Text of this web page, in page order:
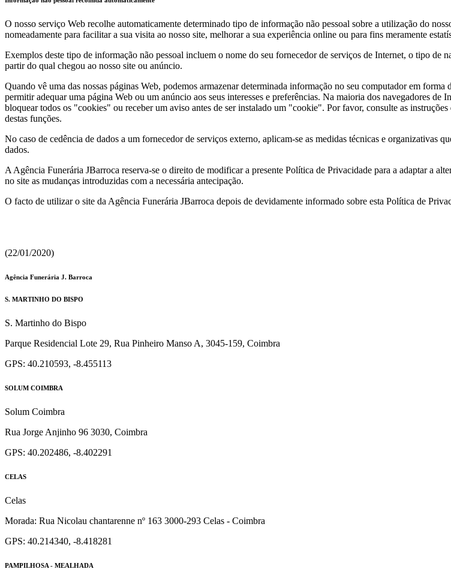
O nosso serviço Web recolhe automaticamente determinado tipo de informação não pessoal sobre a utilização do
nomeadamente para facilitar a sua visita ao nosso site, melhorar a sua experiência online ou para fins meramente
Exemplos deste tipo de informação não pessoal incluem o nome do seu fornecedor de serviços de Internet, o tipo
partir do qual chegou ao nosso site ou anúncio.
Quando vê uma das nossas páginas Web, podemos armazenar determinada informação no seu computador em
permitir adequar uma página Web ou um anúncio aos seus interesses e preferências. Na maioria dos navegadores
bloquear todos os "cookies" ou receber um aviso antes de ser instalado um "cookie". Por favor, consulte as
destas funções.
No caso de cedência de dados a um fornecedor de serviços externo, aplicam-se as medidas técnicas e organizativas
dados.
A Agência Funerária JBarroca reserva-se o direito de modificar a presente Política de Privacidade para a adaptar a
no site as mudanças introduzidas com a necessária antecipação.
O facto de utilizar o site da Agência Funerária JBarroca depois de devidamente informado sobre esta Política de
(22/01/2020)
Agência Funerária J. Barroca
S. MARTINHO DO BISPO
S. Martinho do Bispo
Parque Residencial Lote 29, Rua Pinheiro Manso A, 3045-159, Coimbra
GPS: 40.210593, -8.455113
SOLUM COIMBRA
Solum Coimbra
Rua Jorge Anjinho 96 3030, Coimbra
GPS: 40.202486, -8.402291
CELAS
Celas
Morada: Rua Nicolau chantarenne nº 163 3000-293 Celas - Coimbra
GPS: 40.214340, -8.418281
PAMPILHOSA - MEALHADA